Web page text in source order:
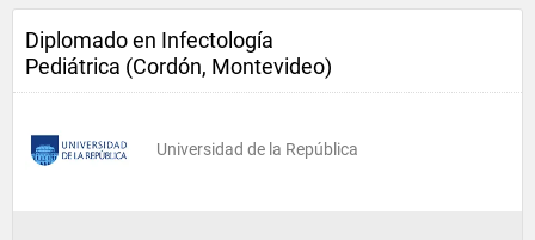
Diplomado en Infectología
Pediátrica (Cordón, Montevideo)
Universidad de la República